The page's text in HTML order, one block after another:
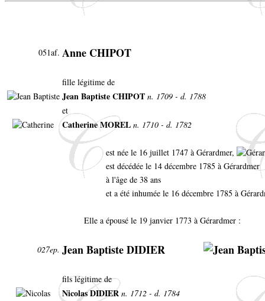
051af. Anne CHIPOT
fille légitime de
Jean Baptiste CHIPOT n. 1709 - d. 1788
et
Catherine MOREL n. 1710 - d. 1782
est née le 16 juillet 1747 à Gérardmer,
est décédée le 14 décembre 1785 à Gérardmer
à l'âge de 38 ans
et a été inhumée le 16 décembre 1785 à
Elle a épousé le 19 janvier 1773 à Gérardmer :
027ep. Jean Baptiste DIDIER
fils légitime de
Nicolas DIDIER n. 1712 - d. 1784